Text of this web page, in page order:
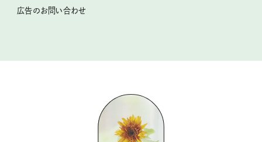
valoさんのかわいいもの探し
コウケンテツのヒトワザ巡り
ノーラのフィンランド旅気分
広告のお問い合わせ